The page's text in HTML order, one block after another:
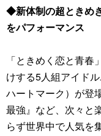
◆新体制の超ときめ
をパフォーマンス
「ときめく恋と青
けする5人組アイド
ハートマーク）が登
最強』など、次々と
らず世界中で人気を